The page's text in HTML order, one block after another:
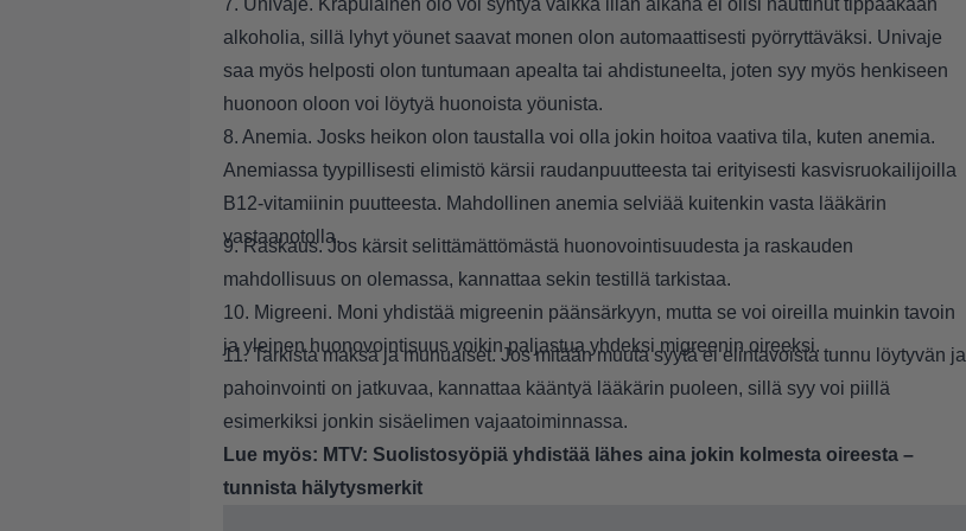
7. Univaje. Krapulainen olo voi syntyä vaikka illan aikana ei olisi nauttinut tippaakaan
alkoholia, sillä lyhyt yöunet saavat monen olon automaattisesti pyörryttäväksi. Univaje
saa myös helposti olon tuntumaan apealta tai ahdistuneelta, joten syy myös henkiseen
huonoon oloon voi löytyä huonoista yöunista.
8. Anemia. Josks heikon olon taustalla voi olla jokin hoitoa vaativa tila, kuten anemia.
Anemiassa tyypillisesti elimistö kärsii raudanpuutteesta tai erityisesti kasvisruokailijoilla
B12-vitamiinin puutteesta. Mahdollinen anemia selviää kuitenkin vasta lääkärin
vastaanotolla.
9. Raskaus. Jos kärsit selittämättömästä huonovointisuudesta ja raskauden
mahdollisuus on olemassa, kannattaa sekin testillä tarkistaa.
10. Migreeni. Moni yhdistää migreenin päänsärkyyn, mutta se voi oireilla muinkin tavoin
ja yleinen huonovointisuus voikin paljastua yhdeksi migreenin oireeksi.
11. Tarkista maksa ja munuaiset. Jos mitään muuta syytä ei elintavoista tunnu löytyvän ja
pahoinvointi on jatkuvaa, kannattaa kääntyä lääkärin puoleen, sillä syy voi piillä
esimerkiksi jonkin sisäelimen vajaatoiminnassa.
Lue myös: MTV: Suolistosyöpiä yhdistää lähes aina jokin kolmesta oireesta –
tunnista hälytysmerkit